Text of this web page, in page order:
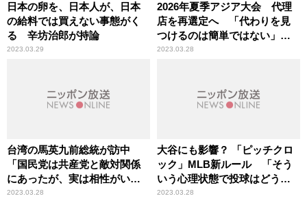
日本の卵を、日本人が、日本
の給料では買えない事態がく
る 辛坊治郎が持論
2023.03.29
2026年夏季アジア大会 代理
店を再選定へ 「代わりを見
つけるのは簡単ではない」辛
坊治郎が指摘
2023.03.28
台湾の馬英九前総統が訪中
「国民党は共産党と敵対関係
にあったが、実は相性がい
い」辛坊治郎が持論展開
2023.03.28
大谷にも影響？ 「ピッチクロ
ック」MLB新ルール 「そう
いう心理状態で投球はどうな
るのか」辛坊治郎が不安視
2023.03.28